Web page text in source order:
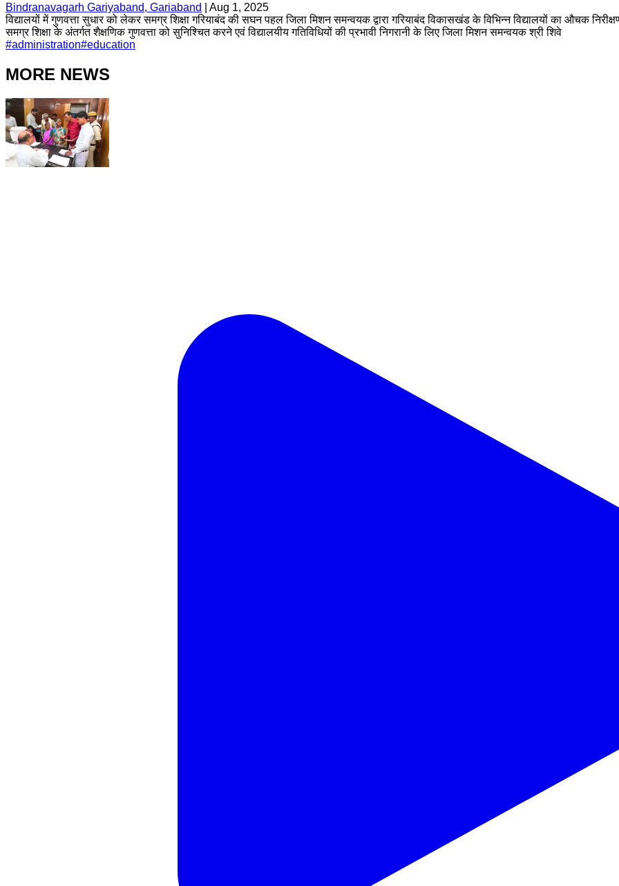
Bindranavagarh Gariyaband, Gariaband
Aug 1, 2025
विद्यालयों में गुणवत्ता सुधार को लेकर समग्र शिक्षा गरियाबंद की सघन पहल जिला मिशन समन्वयक द्वारा गरियाबंद विकासखंड के विभिन्न विद्यालयों का औचक
समग्र शिक्षा के अंतर्गत शैक्षणिक गुणवत्ता को सुनिश्चित करने एवं विद्यालयीय गतिविधियों की प्रभावी निगरानी के लिए जिला मिशन समन्वयक श्री शिवे
#administration#education
MORE NEWS